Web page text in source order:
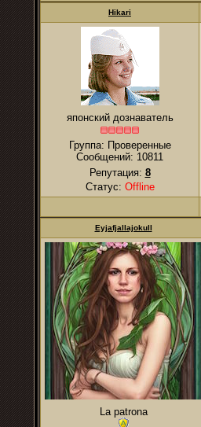
Hikari
японский дознаватель
Группа: Проверенные
Сообщений: 10811
Репутация: 8
Статус: Offline
Eyjafjallajokull
La patrona